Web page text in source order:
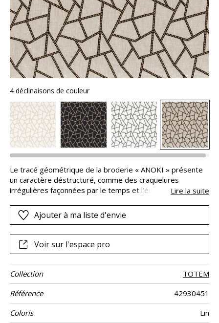
4 déclinaisons de couleur
Le tracé géométrique de la broderie « ANOKI » présente
un caractère déstructuré, comme des craquelures
irrégulières façonnées par le temps et l’érosion. Un effet
révèlent toute la sophistication de cette création.
Lire la suite
Ajouter à ma liste d'envie
Voir sur l'espace pro
Collection
TOTEM
Référence
42930451
Coloris
Lin